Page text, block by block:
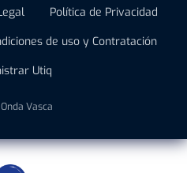
Política de Privacidad
de uso y Contratación
Utiq
Vasca